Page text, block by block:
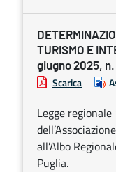
TURISMO E
giugno 2025, n.
Scarica
Legge
all’Albo
Puglia.